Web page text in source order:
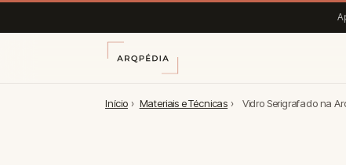
Início › Materiais e Técnicas › Vidro Serigrafado na